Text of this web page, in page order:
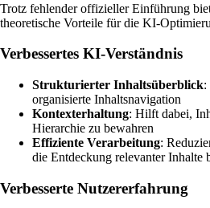
Trotz fehlender offizieller Einführung
theoretische Vorteile für die KI-
Verbessertes KI-Verständnis
Strukturierter Inhaltsüberblick:
organisierte Inhaltsnavigation
Kontexterhaltung: Hilft dabei,
Hierarchie zu bewahren
Effiziente Verarbeitung:
die Entdeckung relevanter Inhalte
Verbesserte Nutzererfahrung